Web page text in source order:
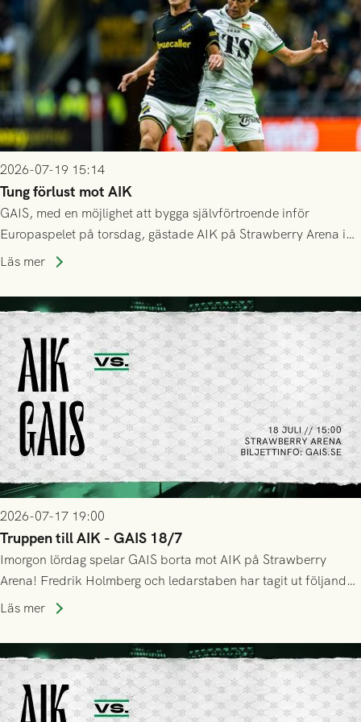
2026-07-19 15:14
Tung förlust mot AIK
GAIS, med en möjlighet att bygga självförtroende inför
Europaspelet på torsdag, gästade AIK på Strawberry Arena i
Stockholm . Men trots konstant hotande i första halvlek av
lyckades få in 2-0.
Läs mer
2026-07-17 19:00
Truppen till AIK - GAIS 18/7
Imorgon lördag spelar GAIS borta mot AIK på Strawberry
Arena! Fredrik Holmberg och ledarstaben har tagit ut följande
trupp till matchen:
Läs mer